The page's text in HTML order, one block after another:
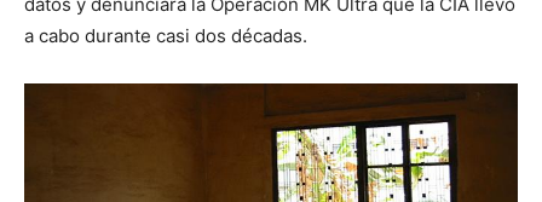
a cabo durante casi dos décadas.